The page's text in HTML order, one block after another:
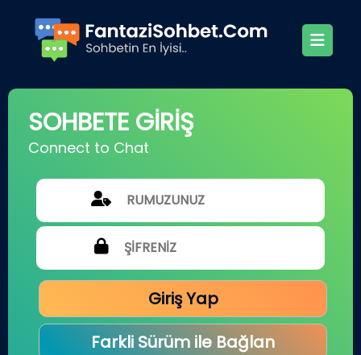
SOHBETE GİRİŞ
Connect to Chat
Giriş Yap
Farkli Sürüm ile Bağlan